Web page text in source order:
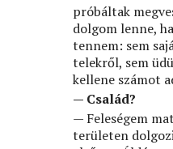
próbáltak
dolgom lenne,
tennem: sem
telekről, sem
kellene számot
— Család?
— Feleségem
területen